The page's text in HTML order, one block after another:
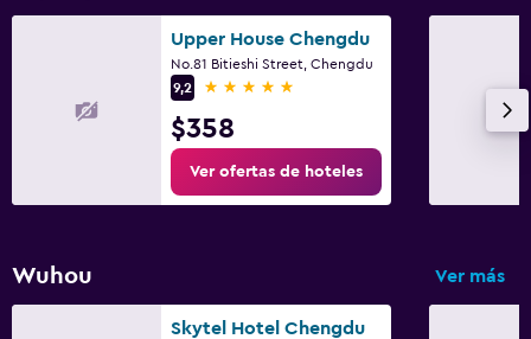
Upper House Chengdu
No.81 Bitieshi Street, Chengdu
9,2
5 estrellas
$358
Ver ofertas de hoteles
Wuhou Ver más
Skytel Hotel Chengdu